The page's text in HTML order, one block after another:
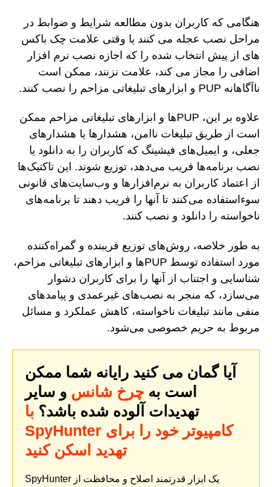
هنگامی که کاربران بدون مطالعه شرایط و ضوابط در
مراحل نصب عجله می کنند یا وقتی علامت چک باکس
های از پیش انتخاب شده را که اجازه نصب نرم افزار
اضافی را مجاز می کند، علامت نزنند، ممکن است
ناآگاهانه PUP و ابزارهای تبلیغاتی مزاحم را نصب کنند.
علاوه بر این، PUPها و ابزارهای تبلیغاتی مزاحم ممکن
است از طریق تبلیغات ناامن، هشدارها یا هشدارهای
جعلی، و ایمیل‌های فیشینگ که کاربران را به دانلود یا
نصب برنامه‌ها فریب می‌دهد، توزیع شوند. این تاکتیک‌ها
از اعتماد کاربران به نرم‌افزارها و وب‌سایت‌های قانونی
سوءاستفاده می‌کنند تا آنها را فریب دهند تا برنامه‌های
ناخواسته را دانلود و نصب کنند.
به طور خلاصه، روش‌های توزیع فریبنده و گمراه‌کننده
مورد استفاده توسط PUPها و ابزارهای تبلیغاتی مزاحم،
شناسایی و اجتناب از آنها را برای کاربران دشوار
می‌سازد، که منجر به نصب‌های غیرعمدی و پیامدهای
منفی مانند تبلیغات ناخواسته، کاهش عملکرد و مسائل
مربوط به حریم خصوصی می‌شود.
آیا گمان می کنید رایانه شما ممکن
است به چرخ شانس و سایر
تهدیدات آلوده شده باشد؟ با
SpyHunter کامپیوتر خود را برای
تهدید اسکن کنید
SpyHunter یک ابزار قدرتمند اصلاح و محافظت از